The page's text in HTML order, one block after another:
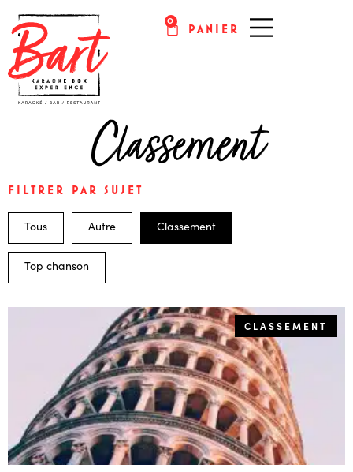
PANIER
0
Classement
FILTRER PAR SUJET
Tous Autre Classement
Top chanson
CLASSEMENT